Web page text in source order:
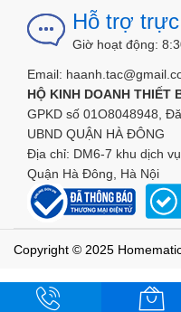
mỗi ngày theo thời gian
Đọc kỹ hướng dẫn sử
Sử dụng nguồn điện
cắm hẹn giờ bật tắt liên
Chỉ sử dụng trong nhà
Không để ổ cắm tiếp
Hỗ trợ
Giờ hoạt động:
Email:
HỘ KINH DOANH THIẾT
GPKD số 01O8048948,
UBND QUẬN HÀ ĐÔNG
Địa chỉ: DM6-7 khu dịch
Quận Hà Đông, Hà Nội
Copyright © 2025